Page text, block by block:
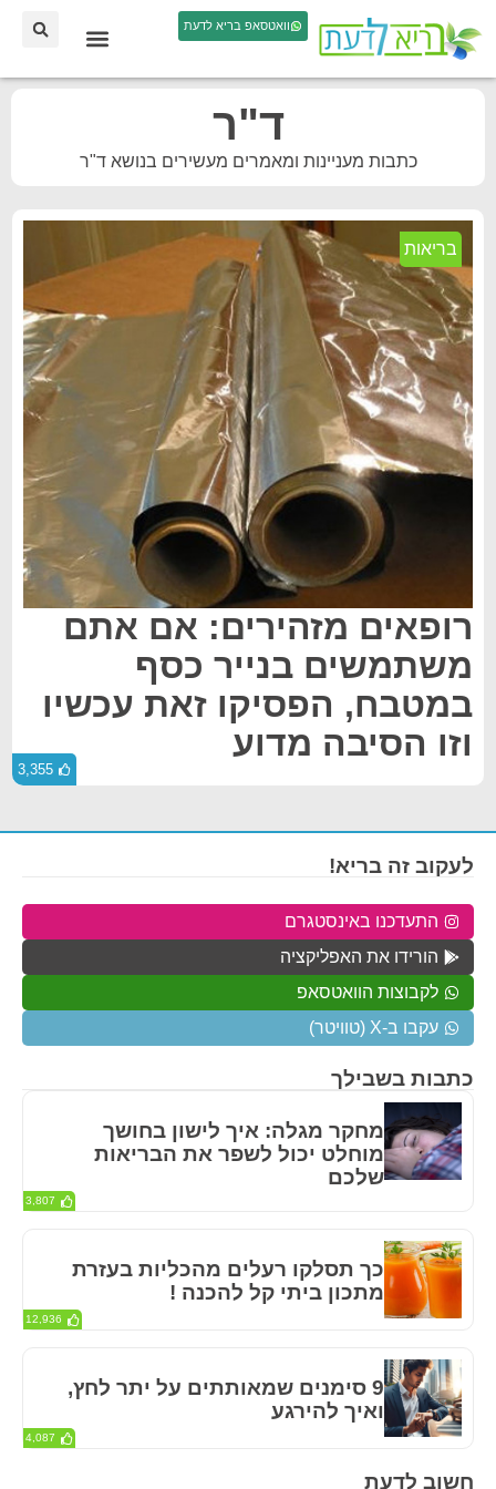
וואטסאפ בריא לדעת
ד"ר
כתבות מעניינות ומאמרים מעשירים בנושא ד"ר
בריאות
רופאים מזהירים: אם אתם
משתמשים בנייר כסף
במטבח, הפסיקו זאת עכשיו
וזו הסיבה מדוע
3,355
חשוב לדעת
כתבות בשבילך
מחקר מגלה: איך לישון בחושך
מוחלט יכול לשפר את הבריאות
שלכם
3,807
כך תסלקו רעלים מהכליות בעזרת
מתכון ביתי קל להכנה !
12,936
9 סימנים שמאותתים על יתר לחץ,
ואיך להירגע
4,087
לעקוב זה בריא!
התעדכנו באינסטגרם
הורידו את האפליקציה
לקבוצות הוואטסאפ
עקבו ב-X (טוויטר)